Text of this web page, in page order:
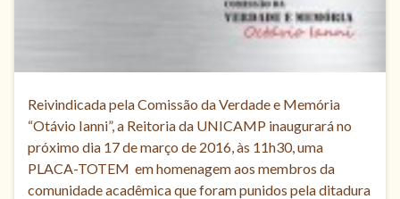
Reivindicada pela Comissão da Verdade e Memória
“Otávio Ianni”, a Reitoria da UNICAMP inaugurará no
próximo dia 17 de março de 2016, às 11h30, uma
PLACA-TOTEM em homenagem aos membros da
comunidade acadêmica que foram punidos pela ditadura